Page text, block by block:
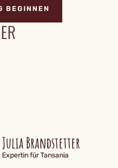
BEGINNEN
Julia Brandstetter
Expertin für Tansania